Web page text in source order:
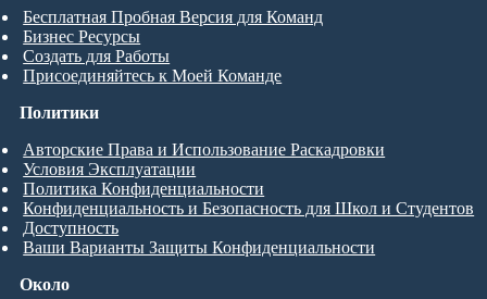
Бесплатная Пробная Версия для Команд
Бизнес Ресурсы
Создать для Работы
Присоединяйтесь к Моей Команде
Около
Политики
Авторские Права и Использование Раскадровки
Условия Эксплуатации
Политика Конфиденциальности
Конфиденциальность и Безопасность для Школ и Студентов
Доступность
Ваши Варианты Защиты Конфиденциальности